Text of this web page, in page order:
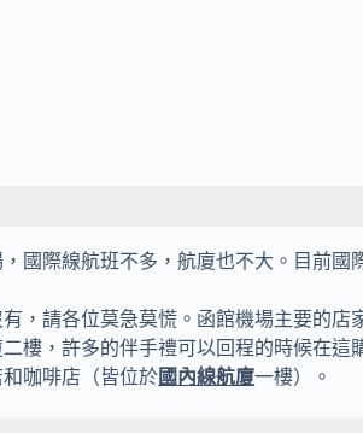
國際線航班不多，航廈也不大。目前國
，請各位莫急莫慌。函館機場主要的
樓，許多的伴手禮可以回程的時候在
咖啡店（皆位於國內線航廈一樓）。